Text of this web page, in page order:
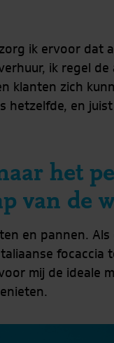
ik ervoor dat
ik regel de
klanten zich
hetzelfde, en
het
van de
en pannen.
focaccia
mij de ideale